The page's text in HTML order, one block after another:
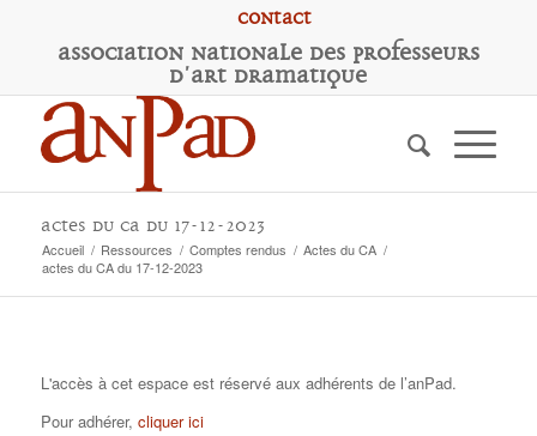
Contact
Association Nationale des Professeurs
d'Art Dramatique
actes du CA du 17-12-2023
Accueil / Ressources / Comptes rendus / Actes du CA /
actes du CA du 17-12-2023
L'accès à cet espace est réservé aux adhérents de l’anPad.
Pour adhérer, cliquer ici